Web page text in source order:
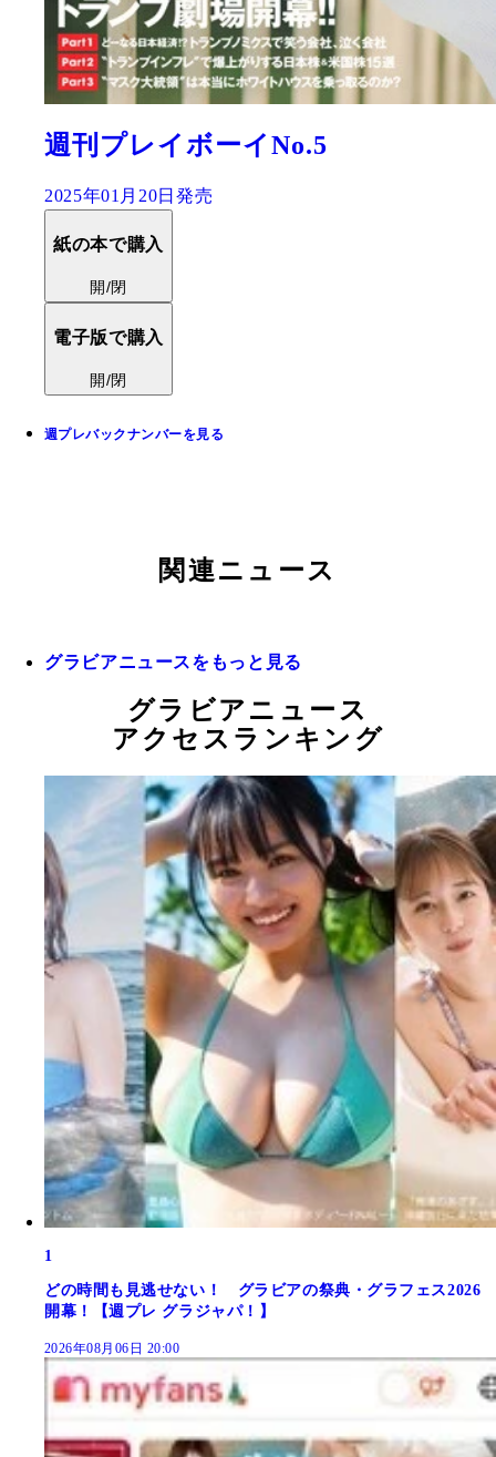
週刊プレイボーイNo.5
2025年01月20日発売
紙の本で購入
開/閉
電子版で購入
開/閉
週プレバックナンバーを見る
関連ニュース
グラビアニュースをもっと見る
グラビアニュース
アクセスランキング
1
どの時間も見逃せない！ グラビアの祭典・グラフェス2026
開幕！【週プレ グラジャパ！】
2026年08月06日 20:00